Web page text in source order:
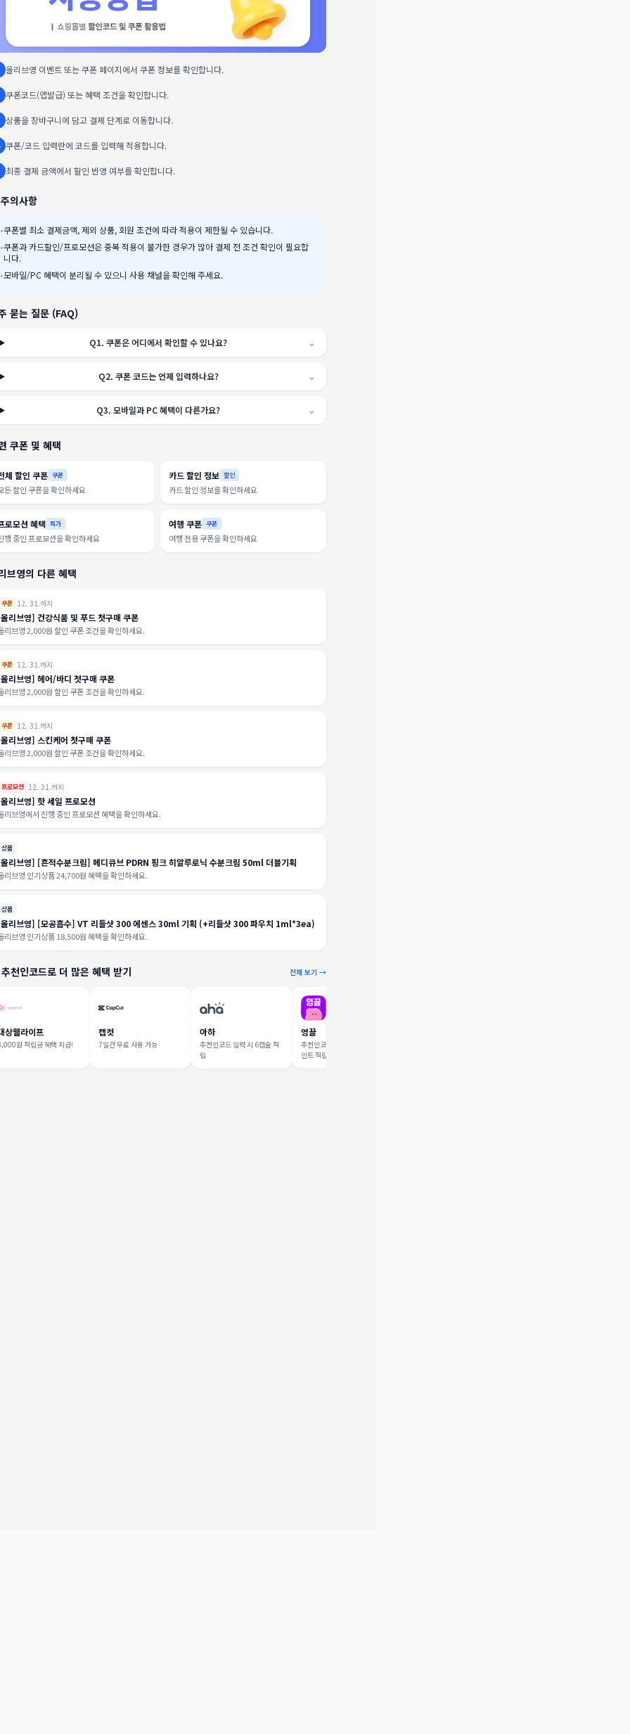
올리브영 이벤트 또는 쿠폰 페이지에서 쿠폰 정보를 확인합니다.
쿠폰코드(앱발급) 또는 혜택 조건을 확인합니다.
상품을 장바구니에 담고 결제 단계로 이동합니다.
쿠폰/코드 입력란에 코드를 입력해 적용합니다.
최종 결제 금액에서 할인 반영 여부를 확인합니다.
의사항
•쿠폰별 최소 결제금액, 제외 상품, 회원 조건에 따라 적용이 제한될 수 있습니다.
•쿠폰과 카드할인/프로모션은 중복 적용이 불가한 경우가 많아 결제 전 조건 확인이 필요합
니다.
•모바일/PC 혜택이 분리될 수 있으니 사용 채널을 확인해 주세요.
묻는 질문 (FAQ)
Q1.쿠폰은 어디에서 확인할 수 있나요? ⌄
Q2. 쿠폰 코드는 언제 입력하나요? ⌄
Q3.모바일과 PC 혜택이 다른가요? ⌄
쿠폰 및 혜택
체 할인 쿠폰 쿠폰
든 할인 쿠폰을 확인하세요
카드 할인 정보 할인
카드 할인 정보를 확인하세요
로모션 혜택 특가
행 중인 프로모션을 확인하세요
여행 쿠폰 쿠폰
여행 전용 쿠폰을 확인하세요
브영의 다른 혜택
쿠폰 12. 31.까지
리브영] 건강식품 및 푸드 첫구매 쿠폰
리브영 2,000원 할인 쿠폰 조건을 확인하세요.
쿠폰 12. 31.까지
리브영] 헤어/바디 첫구매 쿠폰
리브영 2,000원 할인 쿠폰 조건을 확인하세요.
쿠폰 12. 31.까지
리브영] 스킨케어 첫구매 쿠폰
리브영 2,000원 할인 쿠폰 조건을 확인하세요.
프로모션 12. 31.까지
리브영] 핫 세일 프로모션
리브영에서 진행 중인 프로모션 혜택을 확인하세요.
상품
리브영] [흔적수분크림] 메디큐브 PDRN 핑크 히알루로닉 수분크림 50ml 더블기획
리브영 인기상품 24,700원 혜택을 확인하세요.
상품
리브영] [모공흡수] VT 리들샷 300 에센스 30ml 기획 (+리들샷 300 파우치 1ml*3ea)
리브영 인기상품 18,500원 혜택을 확인하세요.
천인코드로 더 많은 혜택 받기 전체 보기 →
상웰라이프
원 적립금 혜택 지급!
캡컷
7일간 무료 사용 가능
아하
추천인코드 입력 시 6캡슐 적
립
영끌
추천인코드 입력 시 1,000 포
인트 적립